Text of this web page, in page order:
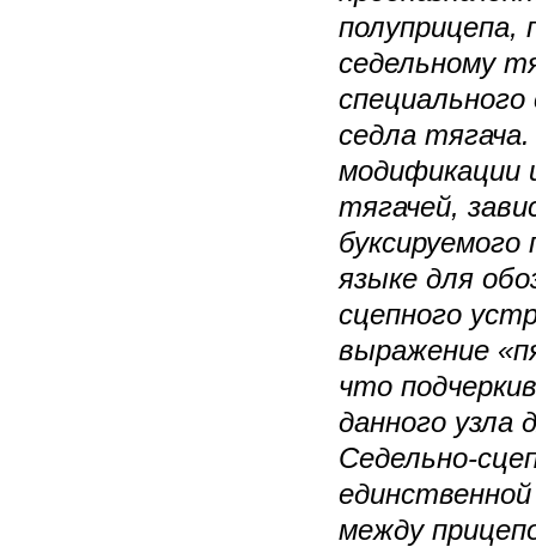
полуприцепа,
седельному
седла
модификации
тягачей,
языке для
сцепного
выражение
что
данного узла
Седельно-
между